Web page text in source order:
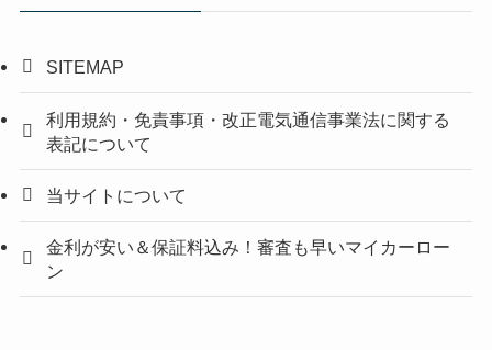
SITEMAP
利用規約・免責事項・改正電気通信事業法に関する
表記について
当サイトについて
金利が安い＆保証料込み！審査も早いマイカーロー
ン